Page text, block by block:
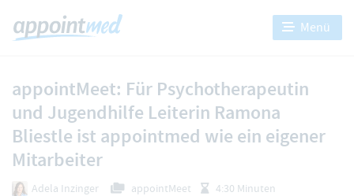
Menü
appointMeet: Für Psychotherapeutin
und Jugendhilfe Leiterin Ramona
Bliestle ist appointmed wie ein eigener
Mitarbeiter
Adela Inzinger appointMeet 4:30 Minuten